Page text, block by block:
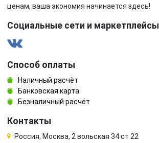
ценам, ваша экономия начинается здесь!
Социальные сети и маркетплейсы
Способ оплаты
Наличный расчёт
Банковская карта
Безналичный расчёт
Контакты
Россия, Москва, 2 вольская 34 ст 22